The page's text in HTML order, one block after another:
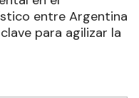
entre Argentina
para agilizar la